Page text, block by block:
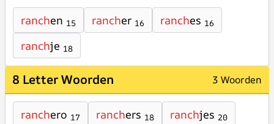
ranchen 15 rancher 16 ranches 16
ranchje 18
8 Letter Woorden 3 Woorden
ranchero 17 ranchers 18 ranchjes 20